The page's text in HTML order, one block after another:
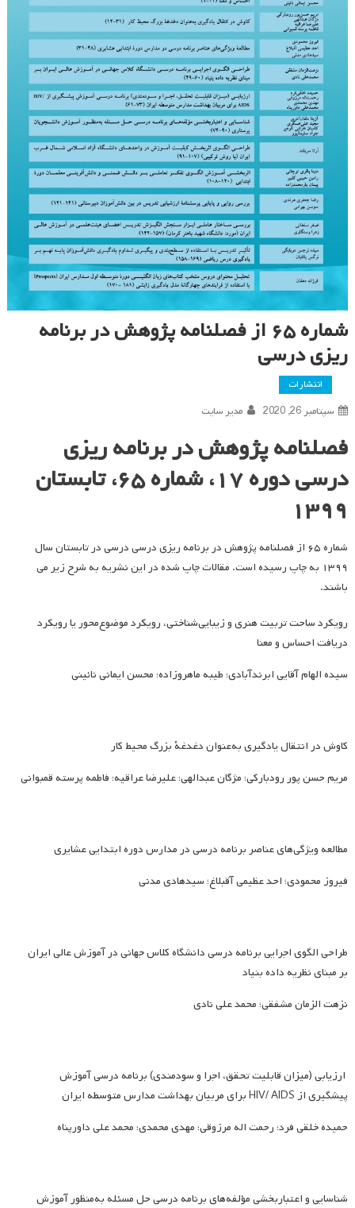
شماره ۶۵ از فصلنامه پژوهش در برنامه
ریزی درسی
انتشارات
سپتامبر 26, 2020 مدیر سایت
فصلنامه پژوهش در برنامه ریزی
درسی دوره ۱۷، شماره ۶۵، تابستان
۱۳۹۹
شماره ۶۵ از فصلنامه پژوهش در برنامه ریزی درسی درسی در تابستان سال
۱۳۹۹ به چاپ رسیده است. مقالات چاپ شده در این نشریه به شرح زیر می
باشند.
رویکرد ساحت تربیت هنری و زیبایی‌شناختی، رویکرد موضوع‌محور یا رویکرد
دریافت احساس و معنا
سیده الهام آقایی ابرندآبادی؛ طیبه ماهروزاده؛ محسن ایمانی نائینی
کاوش در انتقال یادگیری به‌عنوان دغدغۀ بزرگ محیط کار
مریم حسن پور رودبارکی؛ مژگان عبدالهی؛ علیرضا عراقیه؛ فاطمه پرسته قمبوانی
مطالعه ویژگی‌های عناصر برنامه درسی در مدارس دوره ابتدایی عشایری
فیروز محمودی؛ احد عظیمی آقبلاغ؛ سیدهادی مدنی
طراحی الگوی اجرایی برنامه درسی دانشگاه کلاس جهانی در آموزش عالی ایران
بر مبنای نظریه داده بنیاد
نزهت الزمان مشفقی؛ محمد علی نادی
ارزیابی (میزان قابلیت تحقق، اجرا و سودمندی) برنامه درسی آموزش
پیشگیری از HIV/ AIDS برای مربیان بهداشت مدارس متوسطه ایران
حمیده خلقی فرد؛ رحمت اله مرزوقی؛ مهدی محمدی؛ محمد علی داورپناه
شناسایی و اعتباربخشی مؤلفه‌های برنامه درسی حل مسئله به‌منظور آموزش